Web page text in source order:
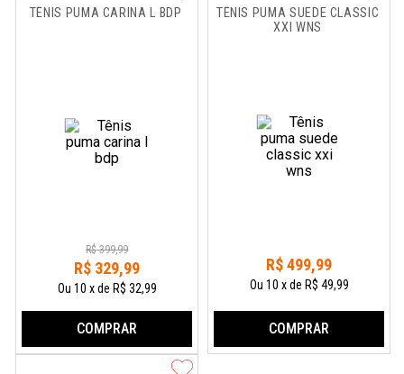
TÊNIS PUMA CARINA L BDP
R$ 399,99
R$ 329,99
Ou 10 xde R$ 32,99
COMPRAR
TÊNIS PUMA SUEDE CLASSIC
XXI WNS
R$ 499,99
Ou 10 xde R$ 49,99
COMPRAR